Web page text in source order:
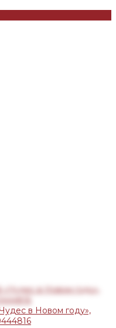
в Новом году»,